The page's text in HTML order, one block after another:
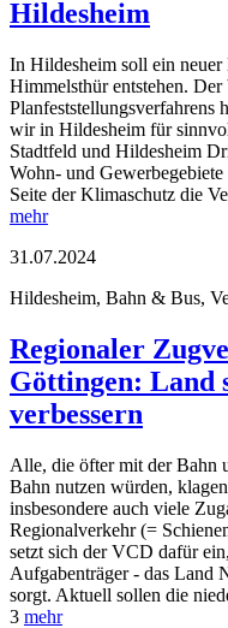
Hildesheim
In Hildesheim soll ein
Himmelsthür entstehen.
Planfeststellungsverfahrens
wir in Hildesheim für
Stadtfeld und Hildesheim
Wohn- und
Seite der Klimaschutz die
mehr
31.07.2024
Hildesheim, Bahn & Bus,
Regionaler
Göttingen: Land
verbessern
Alle, die öfter mit der Bahn
Bahn nutzen würden,
insbesondere auch viele
Regionalverkehr (=
setzt sich der VCD dafür
Aufgabenträger - das Land
sorgt. Aktuell sollen die
3 mehr